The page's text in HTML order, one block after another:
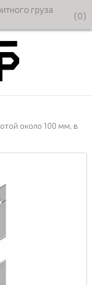
груза
(0)
около 100 мм, в